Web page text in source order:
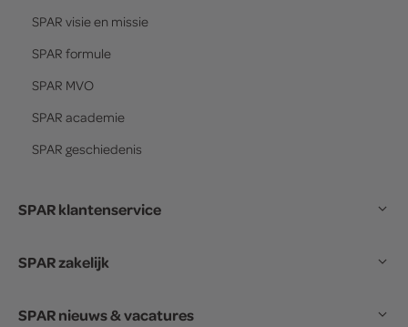
SPAR visie en missie
SPAR formule
SPAR MVO
SPAR academie
SPAR geschiedenis
SPAR klantenservice
SPAR zakelijk
SPAR nieuws & vacatures